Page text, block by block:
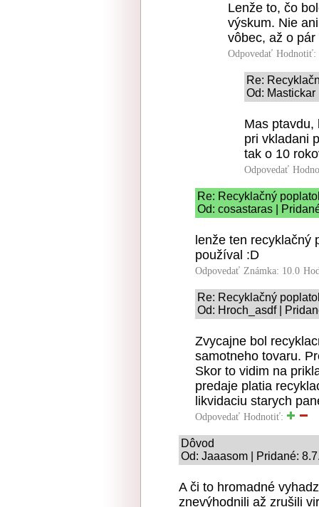
Lenže to, čo
výskum. Nie
vôbec, až o pár
Odpovedať Hodnotiť:
Re:
Od:
Mas ptavdu,
pri vkladani
tak o 10
Odpovedať
Re: Recyklačný
Od: cosastaras |
lenže ten recyklačný
používal :D
Odpovedať Známka: 10.0
Re: Recyklačný
Od: Hroch_asdf |
Zvycajne bol
samotneho tovaru.
Skor to vidim na
predaje platia
likvidaciu starych
Odpovedať Hodnotiť:
Dôvod
Od: Jaaasom | Pridané:
A či to hromadné
znevýhodnili až zrušili